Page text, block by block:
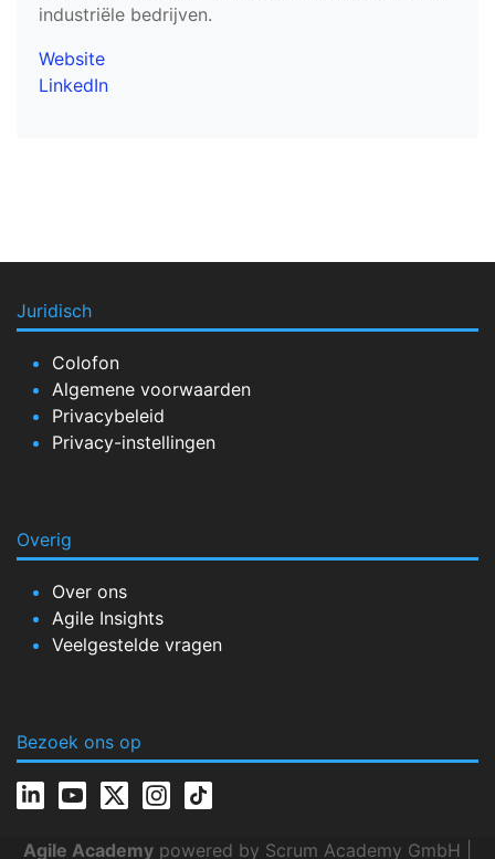
industriële bedrijven.
Website
LinkedIn
Juridisch
Colofon
Algemene voorwaarden
Privacybeleid
Privacy-instellingen
Overig
Over ons
Agile Insights
Veelgestelde vragen
Bezoek ons op
Agile Academy powered by Scrum Academy GmbH |